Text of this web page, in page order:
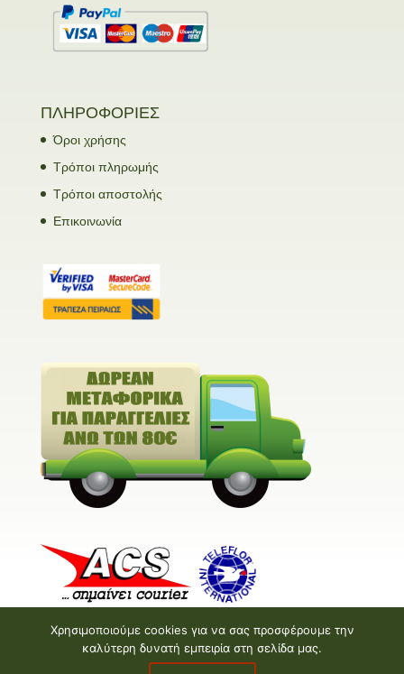
ΠΛΗΡΟΦΟΡΙΕΣ
Όροι χρήσης
Τρόποι πληρωμής
Τρόποι αποστολής
Επικοινωνία
Χρησιμοποιούμε cookies για να σας προσφέρουμε την
καλύτερη δυνατή εμπειρία στη σελίδα μας.